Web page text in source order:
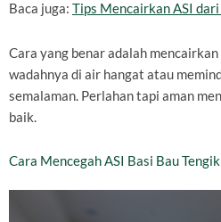
Baca juga: Tips Mencairkan ASI
Cara yang benar adalah
wadahnya di air hangat atau
semalaman. Perlahan tapi aman
baik.
Cara Mencegah ASI Basi Bau Tengik